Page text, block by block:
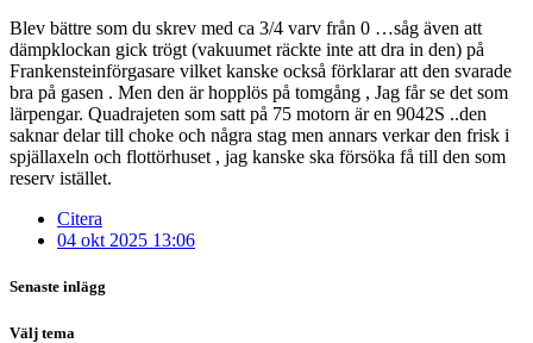
Blev bättre som du skrev med ca 3/4 varv från 0 …såg även att
dämpklockan gick trögt (vakuumet räckte inte att dra in den) på
Frankensteinförgasare vilket kanske också förklarar att den svarade
bra på gasen . Men den är hopplös på tomgång , Jag får se det som
lärpengar. Quadrajeten som satt på 75 motorn är en 9042S ..den
saknar delar till choke och några stag men annars verkar den frisk i
spjällaxeln och flottörhuset , jag kanske ska försöka få till den som
reserv istället.
Citera
04 okt 2025 13:06
Senaste inlägg
Välj tema